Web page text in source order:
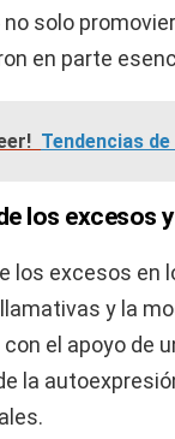
no solo
en parte
Tendencias
los excesos
los excesos en
y la
el apoyo de
la